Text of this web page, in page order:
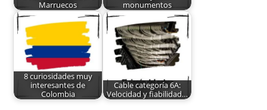
Marruecos
monumentos
8 curiosidades muy
interesantes de
Colombia
Cable categoría 6A:
Velocidad y fiabilidad…